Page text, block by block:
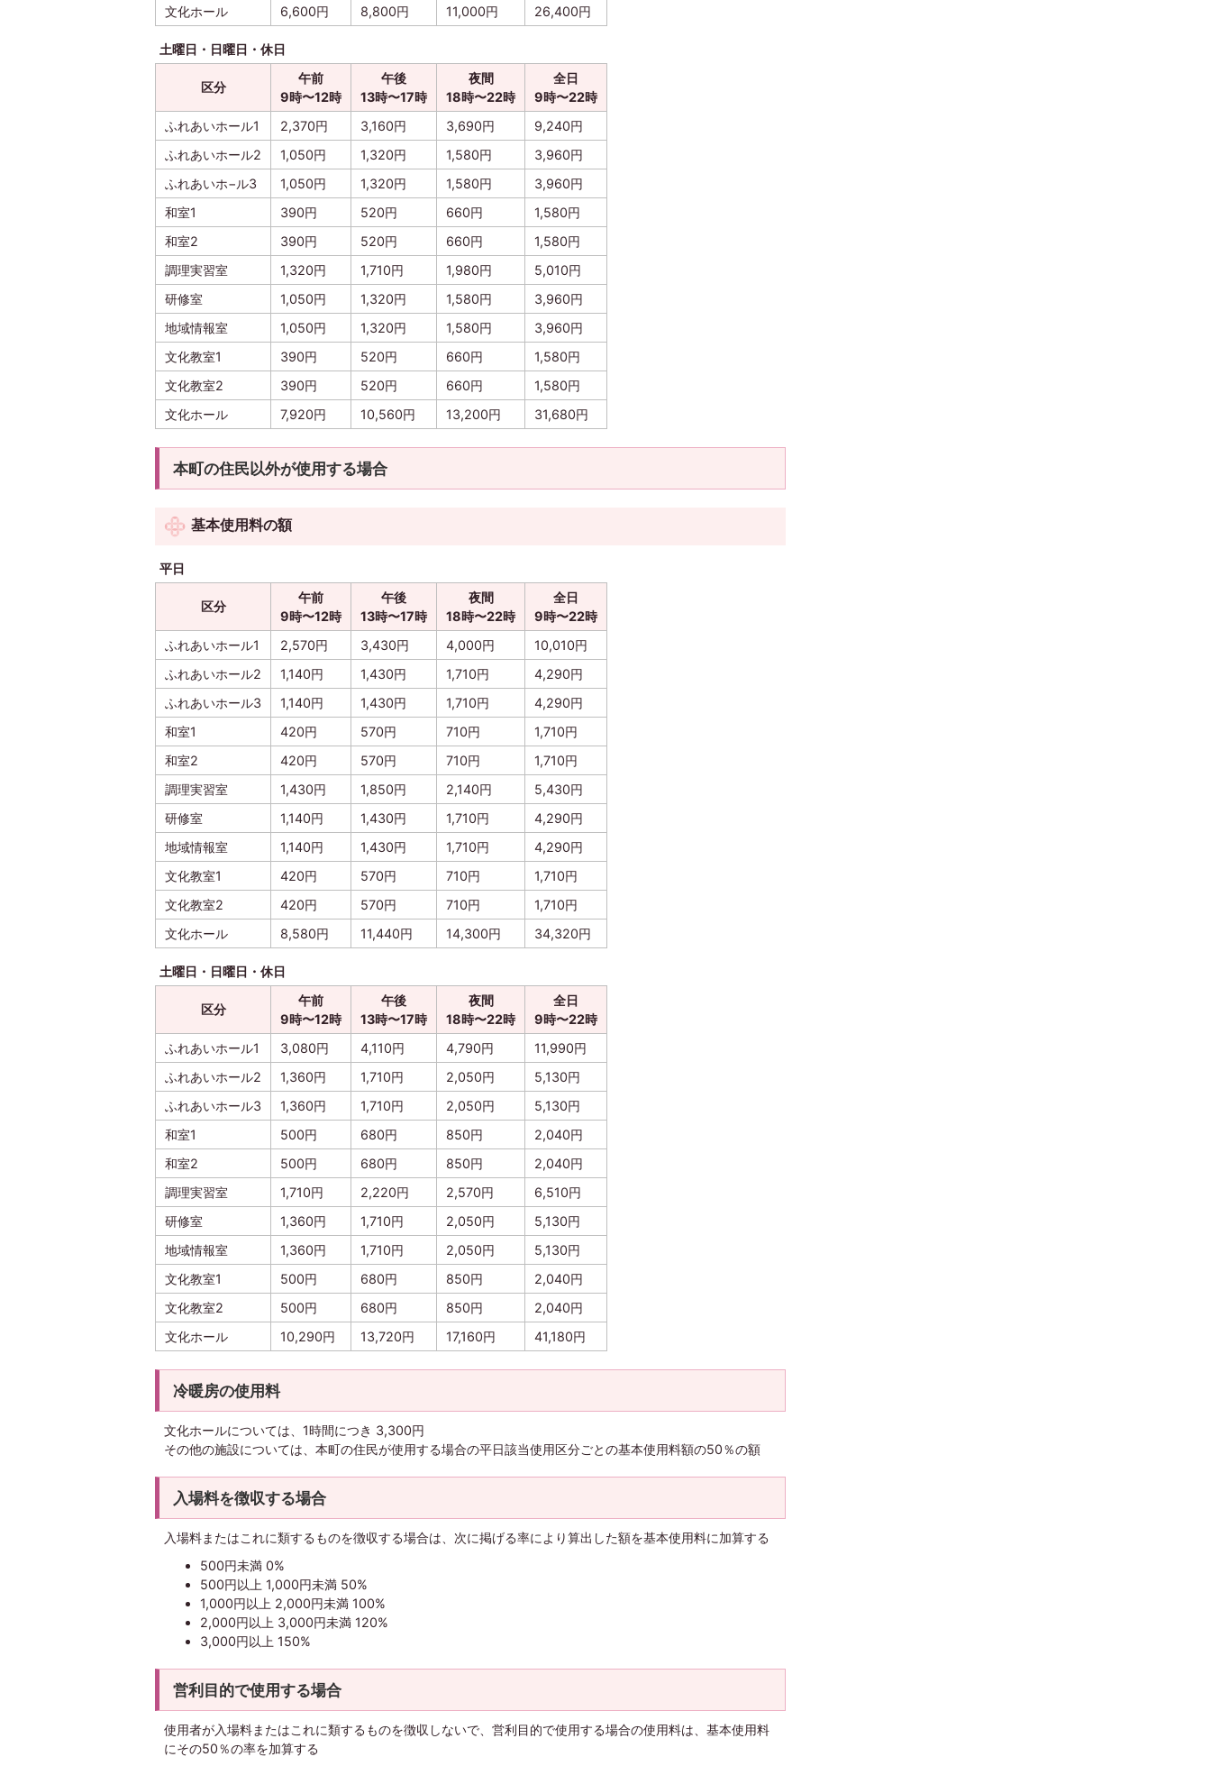
文化ホール
6,600円 8,800円 11,000円 26,400円
土曜日・日曜日・休日
区分
午前
9時〜12時
午後
13時〜17時
夜間
18時〜22時
全日
9時〜22時
ふれあいホール1
2,370円 3,160円 3,690円
9,240円
ふれあいホール2
1,050円 1,320円 1,580円
3,960円
ふれあいホ−ル3
1,050円 1,320円 1,580円
3,960円
和室1
390円 520円 660円
1,580円
和室2
390円 520円 660円
1,580円
調理実習室
1,320円 1,710円 1,980円
5,010円
研修室
1,050円 1,320円 1,580円
3,960円
地域情報室
1,050円 1,320円 1,580円
3,960円
文化教室1
390円 520円 660円
1,580円
文化教室2
390円 520円 660円
1,580円
文化ホール
7,920円 10,560円 13,200円 31,680円
本町の住民以外が使用する場合
基本使用料の額
平日
区分
午前
9時〜12時
午後
13時〜17時
夜間
18時〜22時
全日
9時〜22時
ふれあいホール1
2,570円 3,430円 4,000円
10,010円
ふれあいホール2
1,140円 1,430円 1,710円
4,290円
ふれあいホール3
1,140円 1,430円 1,710円
4,290円
和室1
420円 570円 710円
1,710円
和室2
420円 570円 710円
1,710円
調理実習室
1,430円 1,850円 2,140円
5,430円
研修室
1,140円 1,430円 1,710円
4,290円
地域情報室
1,140円 1,430円 1,710円
4,290円
文化教室1
420円 570円 710円
1,710円
文化教室2
420円 570円 710円
1,710円
文化ホール
8,580円 11,440円 14,300円 34,320円
土曜日・日曜日・休日
区分
午前
9時〜12時
午後
13時〜17時
夜間
18時〜22時
全日
9時〜22時
ふれあいホール1
3,080円 4,110円 4,790円
11,990円
ふれあいホール2
1,360円 1,710円 2,050円
5,130円
ふれあいホール3
1,360円 1,710円 2,050円
5,130円
和室1
500円 680円 850円
2,040円
和室2
500円 680円 850円
2,040円
調理実習室
1,710円 2,220円 2,570円
6,510円
研修室
1,360円 1,710円 2,050円
5,130円
地域情報室
1,360円 1,710円 2,050円
5,130円
文化教室1
500円 680円 850円
2,040円
文化教室2
500円 680円 850円
2,040円
文化ホール
10,290円 13,720円 17,160円 41,180円
冷暖房の使用料
文化ホールについては、1時間につき 3,300円
その他の施設については、本町の住民が使用する場合の平日該当使用区分ごとの基本使用料額の50％の額
入場料を徴収する場合
入場料またはこれに類するものを徴収する場合は、次に掲げる率により算出した額を基本使用料に加算する
500円未満 0%
500円以上 1,000円未満 50%
1,000円以上 2,000円未満 100%
2,000円以上 3,000円未満 120%
3,000円以上 150%
営利目的で使用する場合
使用者が入場料またはこれに類するものを徴収しないで、営利目的で使用する場合の使用料は、基本使用料
にその50％の率を加算する